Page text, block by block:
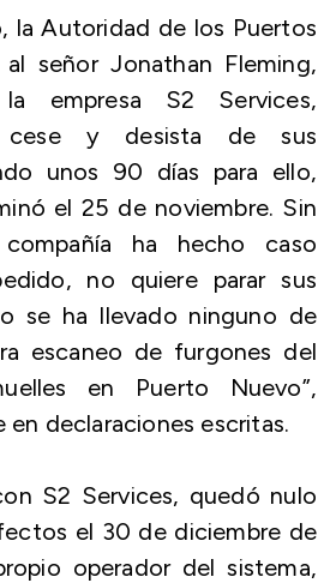
la Autoridad de los Puertos
señor Jonathan Fleming,
empresa S2 Services,
cese y desista de sus
unos 90 días para ello,
el 25 de noviembre. Sin
ha hecho caso
no quiere parar sus
se ha llevado ninguno de
escaneo de furgones del
en Puerto Nuevo”,
declaraciones escritas.
S2 Services, quedó nulo
el 30 de diciembre de
operador del sistema,